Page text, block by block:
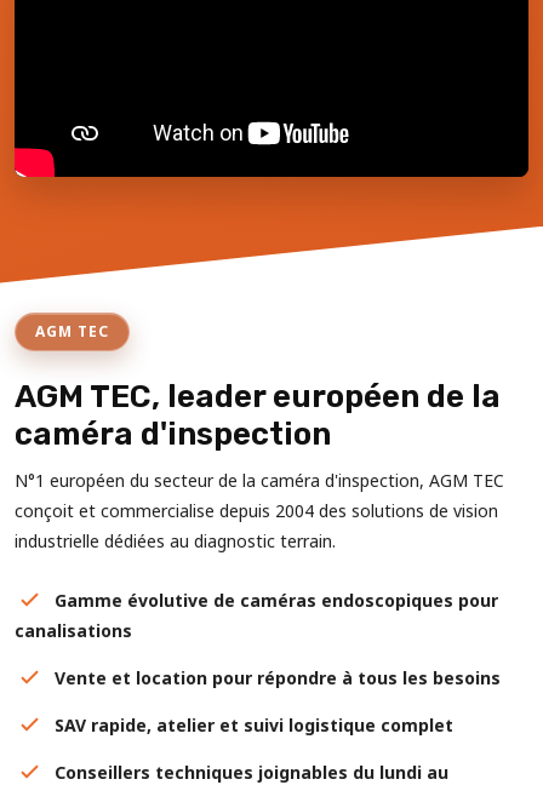
AGM TEC
AGM TEC, leader européen de la
caméra d'inspection
N°1 européen du secteur de la caméra d'inspection, AGM TEC
conçoit et commercialise depuis 2004 des solutions de vision
industrielle dédiées au diagnostic terrain.
Gamme évolutive de caméras endoscopiques pour
canalisations
Vente et location pour répondre à tous les besoins
SAV rapide, atelier et suivi logistique complet
Conseillers techniques joignables du lundi au